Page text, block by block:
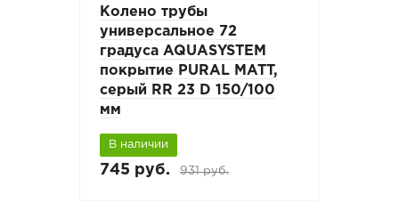
Колено трубы
универсальное 72
градуса AQUASYSTEM
покрытие PURAL MATT,
серый RR 23 D 150/100
мм
В наличии
745 руб. 931 руб.